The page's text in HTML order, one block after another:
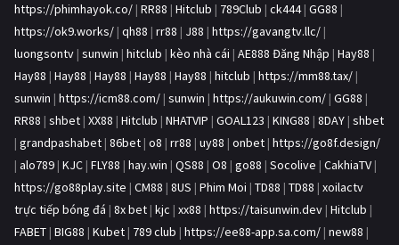
https://phimhayok.co/ | RR88 | Hitclub | 789Club | ck444| GG88 |
https://ok9.works/ | qh88 | rr88 | J88 | https://gavangtv.llc/ |
luongsontv | sunwin | hitclub | kèo nhà cái | AE888 Đăng Nhập | Hay88 |
Hay88 | Hay88 | Hay88 | Hay88 | Hay88 | hitclub | https://mm88.tax/ |
sunwin | https://icm88.com/ | sunwin | https://aukuwin.com/ | GG88 |
RR88 | shbet | XX88 | Hitclub | NHATVIP | GOAL123 | KING88 | 8DAY | shbet
| grandpashabet | 86bet | o8 | rr88 | uy88 | onbet | https://go8f.design/
| alo789 | KJC | FLY88 | hay.win | QS88 | O8 | go88 | Socolive | CakhiaTV |
https://go88play.site | CM88 | 8US | Phim Moi | TD88 | TD88 | xoilactv
trực tiếp bóng đá | 8x bet | kjc | xx88 | https://taisunwin.dev | Hitclub |
FABET | BIG88 | Kubet | 789 club | https://ee88-app.sa.com/ | new88 |